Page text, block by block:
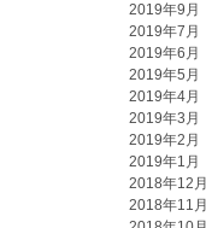
2019年9月
2019年7月
2019年6月
2019年5月
2019年4月
2019年3月
2019年2月
2019年1月
2018年12月
2018年11月